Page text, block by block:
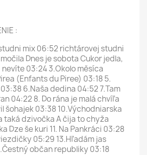
:
mix 06:52 richtárovej studni
Dnes je sobota Cukor jedla,
nevíte 03:24 3.Okolo měsíca
(Enfants du Piree) 03:18 5.
6.Naša dedina 04:52 7.Tam
04:22 8. Do rána je malá chvíľa
šohajek 03:38 10.Východniarska
taká dzivočka A čija to chyža
Dze še kuri 11. Na Pankráci 03:28
05:29 13.Hľadám jas
občan republiky 03:18